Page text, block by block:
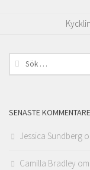
Sök
efter:
SENASTE
Jessica Sundberg
Camilla Bradley om